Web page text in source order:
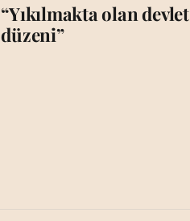
“Yıkılmakta olan devlet
düzeni”